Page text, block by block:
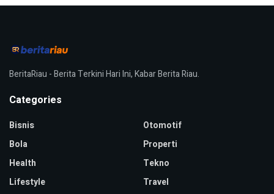
BeritaRiau - Berita Terkini Hari Ini, Kabar Berita Riau.
Categories
Bisnis
Bola
Health
Lifestyle
Otomotif
Properti
Tekno
Travel